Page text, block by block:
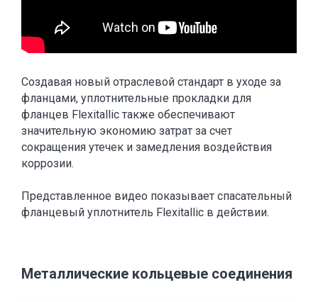
Создавая новый отраслевой стандарт в уходе за
фланцами, уплотнительные прокладки для
фланцев Flexitallic также обеспечивают
значительную экономию затрат за счет
сокращения утечек и замедления воздействия
коррозии.
Представленное видео показывает спасательный
фланцевый уплотнитель Flexitallic в действии.
Металлические кольцевые соединения